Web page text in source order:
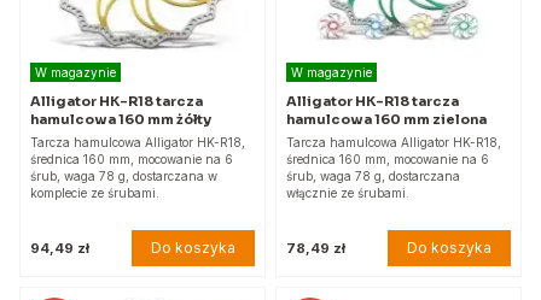
W magazynie
Alligator HK-R18 tarcza
hamulcowa 160 mm żółty
Tarcza hamulcowa Alligator HK-R18,
średnica 160 mm, mocowanie na 6
śrub, waga 78 g, dostarczana w
komplecie ze śrubami.
94,49 zł Do koszyka
W magazynie
Alligator HK-R18 tarcza
hamulcowa 160 mm zielona
Tarcza hamulcowa Alligator HK-R18,
średnica 160 mm, mocowanie na 6
śrub, waga 78 g, dostarczana
włącznie ze śrubami.
78,49 zł Do koszyka